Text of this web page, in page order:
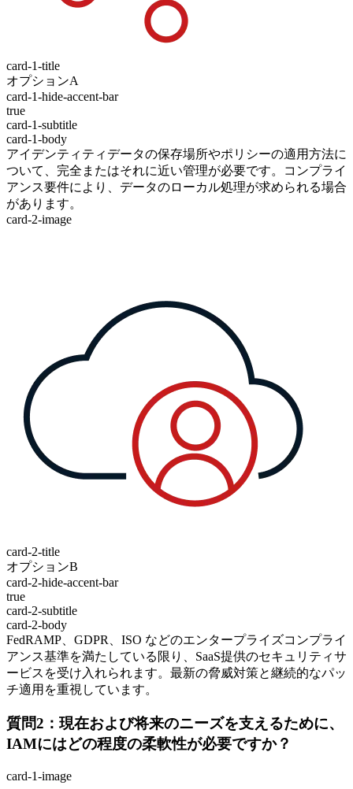
card-1-title
オプションA
card-1-hide-accent-bar
true
card-1-subtitle
card-1-body
アイデンティティデータの保存場所やポリシーの適用方法に
ついて、完全またはそれに近い管理が必要です。コンプライ
アンス要件により、データのローカル処理が求められる場合
があります。
card-2-image
card-2-title
オプションB
card-2-hide-accent-bar
true
card-2-subtitle
card-2-body
FedRAMP、GDPR、ISO などのエンタープライズコンプライ
アンス基準を満たしている限り、SaaS提供のセキュリティサ
ービスを受け入れられます。最新の脅威対策と継続的なパッ
チ適用を重視しています。
質問2：現在および将来のニーズを支えるために、
IAMにはどの程度の柔軟性が必要ですか？
card-1-image